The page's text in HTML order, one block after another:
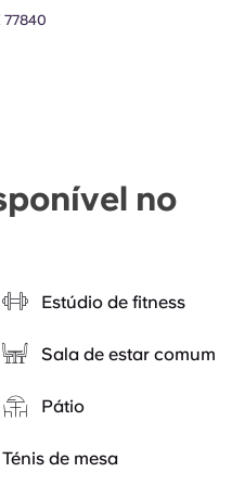
77840
no
Estúdio de fitness
Sala de estar comum
Pátio
Ténis de mesa